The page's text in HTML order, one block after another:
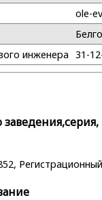
ole-
инженера 31-